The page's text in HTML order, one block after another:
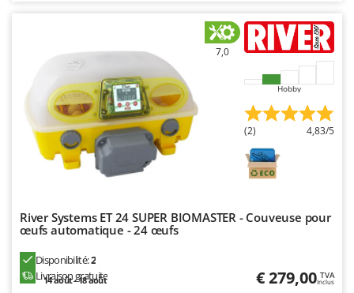
Masterpro
McCulloch
MCH
Michelin
Mille
Minox
More than chef
MOVA
7,0
Hobby
(2) 4,83/5
River Systems ET 24 SUPER BIOMASTER - Couveuse pour
œufs automatique - 24 œufs
Disponibilité:2
Livraison gratuite
14 août - 18 août € 279,00 TVA
Inclus